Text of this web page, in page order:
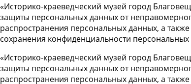
«Историко-краеведческий музей город
защиты персональных данных от
распространения персональных данных, а
сохранения конфиденциальности
«Историко-краеведческий музей город
защиты персональных данных от
распространения персональных данных, а